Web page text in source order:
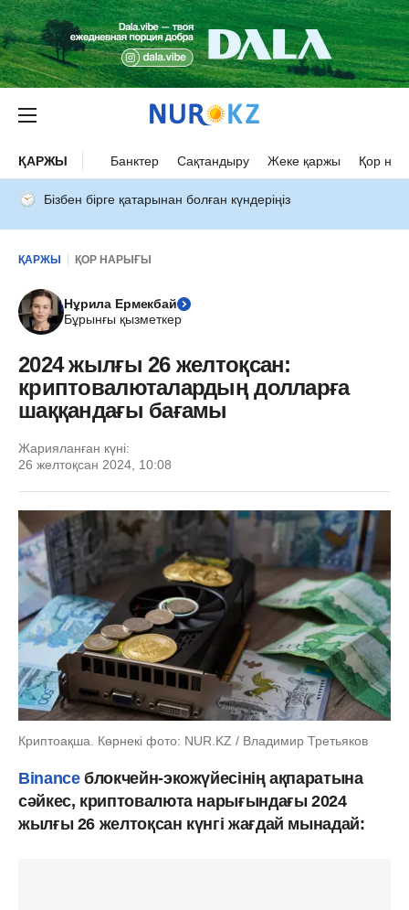
ҚАРЖЫ Банктер Сақтандыру Жеке қаржы Қор
Бізбен бірге қатарынан болған күндеріңіз
ҚАРЖЫ ҚОР НАРЫҒЫ
Нұрила Ермекбай
Бұрынғы қызметкер
2024 жылғы 26 желтоқсан:
криптовалюталардың долларға
шаққандағы бағамы
Жарияланған күні:
26 желтоқсан 2024, 10:08
Криптоақша. Көрнекі фото: NUR.KZ / Владимир Третьяков
Binanceблокчейн-экожүйесінің ақпаратына
сәйкес, криптовалюта нарығындағы 2024
жылғы 26 желтоқсан күнгі жағдай мынадай: